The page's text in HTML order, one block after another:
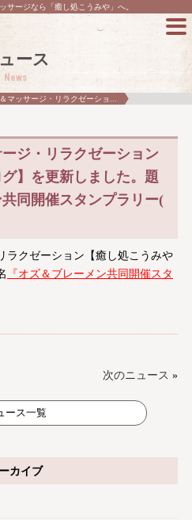
サージなら「癒し処こうみや」へ。
ース
News
マッサージ・リラクゼーショ...
ジ・リラクゼーション
グ】を更新しました。題
同開催スタンプラリー(
ラクゼーション【癒し処こうみや
『オズ＆ブレーメン共同開催スタ
次のニュース »
ース一覧
カイブ